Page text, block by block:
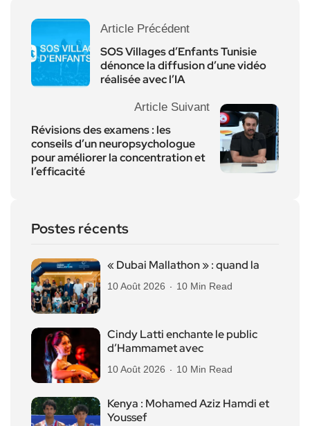
Article Précédent
SOS Villages d’Enfants Tunisie
dénonce la diffusion d’une vidéo
réalisée avec l’IA
Article Suivant
Révisions des examens : les
conseils d’un neuropsychologue
pour améliorer la concentration et
l’efficacité
Postes récents
« Dubai Mallathon » : quand la
10 Août 2026 10 Min Read
Cindy Latti enchante le public
d’Hammamet avec
10 Août 2026 10 Min Read
Kenya : Mohamed Aziz Hamdi et
Youssef